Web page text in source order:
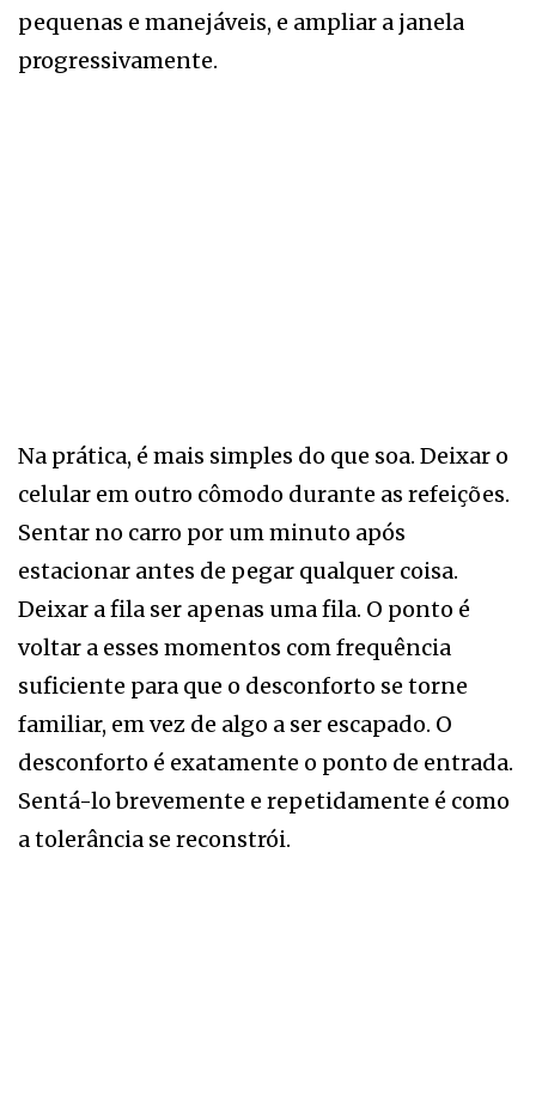
pequenas e manejáveis, e ampliar a janela
progressivamente.
Na prática, é mais simples do que soa. Deixar o
celular em outro cômodo durante as refeições.
Sentar no carro por um minuto após
estacionar antes de pegar qualquer coisa.
Deixar a fila ser apenas uma fila. O ponto é
voltar a esses momentos com frequência
suficiente para que o desconforto se torne
familiar, em vez de algo a ser escapado. O
desconforto é exatamente o ponto de entrada.
Sentá-lo brevemente e repetidamente é como
a tolerância se reconstrói.